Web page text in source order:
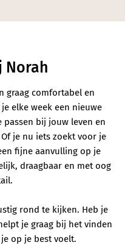
Norah
graag comfortabel en
elke week een nieuwe
bij jouw leven en
je nu iets zoekt voor je
fijne aanvulling op je
draagbaar en met oog
rond te kijken. Heb je
je graag bij het vinden
op je best voelt.